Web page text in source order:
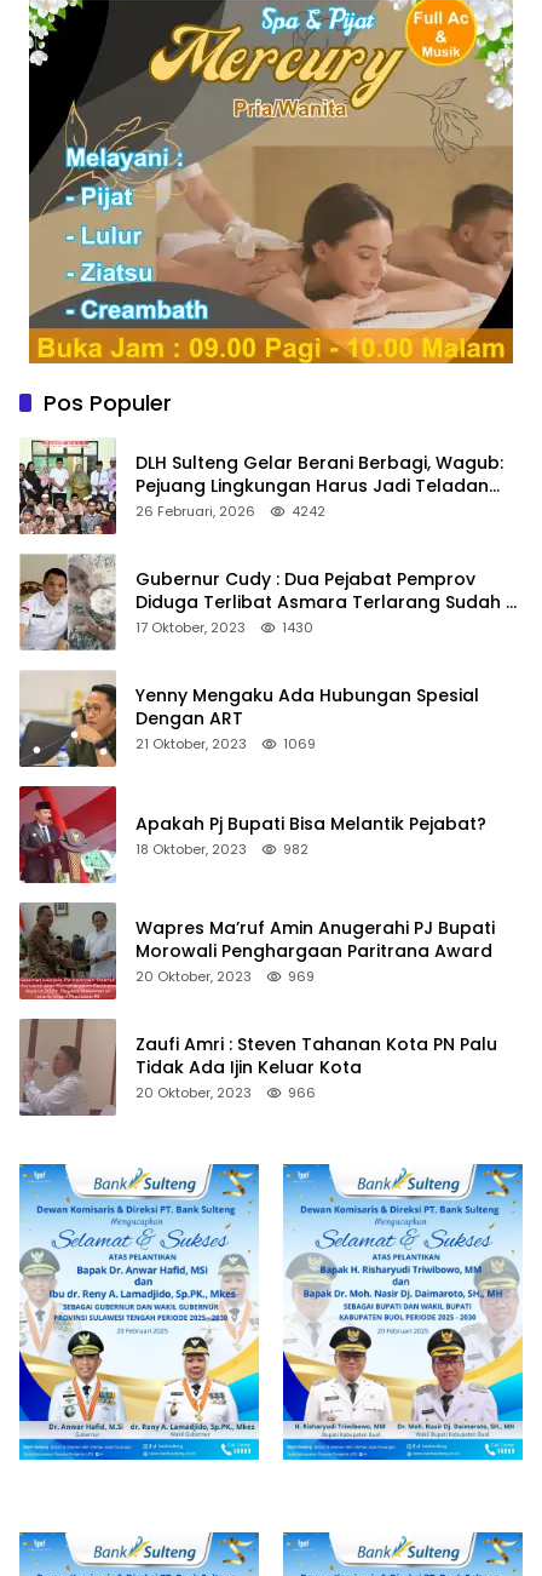
Pos Populer
DLH Sulteng Gelar Berani Berbagi, Wagub:
Pejuang Lingkungan Harus Jadi Teladan
Kepedulian
26 Februari, 2026 4242
Gubernur Cudy : Dua Pejabat Pemprov
Diduga Terlibat Asmara Terlarang Sudah di
Non Job
17 Oktober, 2023 1430
Yenny Mengaku Ada Hubungan Spesial
Dengan ART
21 Oktober, 2023 1069
Apakah Pj Bupati Bisa Melantik Pejabat?
18 Oktober, 2023 982
Wapres Ma’ruf Amin Anugerahi PJ Bupati
Morowali Penghargaan Paritrana Award
20 Oktober, 2023 969
Zaufi Amri : Steven Tahanan Kota PN Palu
Tidak Ada Ijin Keluar Kota
20 Oktober, 2023 966